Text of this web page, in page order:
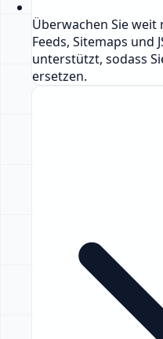
Überwachen Sie weit
Feeds, Sitemaps und
unterstützt, sodass
ersetzen.